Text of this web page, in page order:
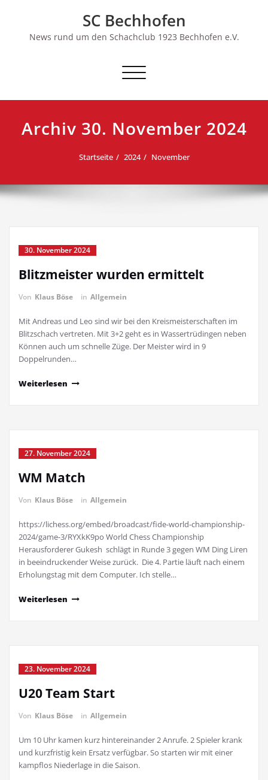
SC Bechhofen
News rund um den Schachclub 1923 Bechhofen e.V.
Schalte
Archiv 30. November 2024
Startseite 2024 November
30. November 2024
Blitzmeister wurden ermittelt
Von Klaus Böse in Allgemein
Mit Andreas und Leo sind wir bei den Kreismeisterschaften im
Blitzschach vertreten. Mit 3+2 geht es in Wassertrüdingen neben
Können auch um schnelle Züge. Der Meister wird in 9
Doppelrunden…
Weiterlesen
27. November 2024
WM Match
Von Klaus Böse in Allgemein
https://lichess.org/embed/broadcast/fide-world-championship-
2024/game-3/RYXkK9po World Chess Championship
Herausforderer Gukesh schlägt in Runde 3 gegen WM Ding Liren
in beeindruckender Weise zurück. Die 4. Partie läuft nach einem
Erholungstag mit dem Computer. Ich stelle…
Weiterlesen
23. November 2024
U20 Team Start
Von Klaus Böse in Allgemein
Um 10 Uhr kamen kurz hintereinander 2 Anrufe. 2 Spieler krank
und kurzfristig kein Ersatz verfügbar. So starten wir mit einer
kampflos Niederlage in die Saison.